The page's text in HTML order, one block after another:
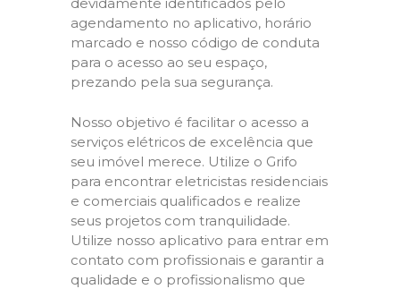
agendamento no aplicativo, horário
marcado e nosso código de conduta
para o acesso ao seu espaço,
prezando pela sua segurança.
Nosso objetivo é facilitar o acesso a
serviços elétricos de excelência que
seu imóvel merece. Utilize o Grifo
para encontrar eletricistas residenciais
e comerciais qualificados e realize
seus projetos com tranquilidade.
Utilize nosso aplicativo para entrar em
contato com profissionais e garantir a
qualidade e o profissionalismo que